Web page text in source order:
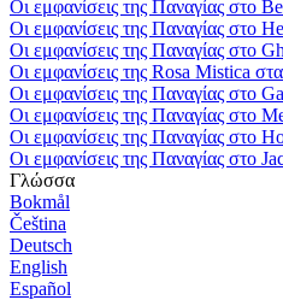
Οι εμφανίσεις της Παναγίας στο
Οι εμφανίσεις της Παναγίας στο
Οι εμφανίσεις της Παναγίας στο
Οι εμφανίσεις της Rosa Mistica
Οι εμφανίσεις της Παναγίας στο
Οι εμφανίσεις της Παναγίας στο
Οι εμφανίσεις της Παναγίας στο
Οι εμφανίσεις της Παναγίας στο
Γλώσσα
Bokmål
Čeština
Deutsch
English
Español